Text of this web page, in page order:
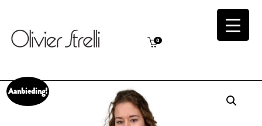
0
Aanbieding!